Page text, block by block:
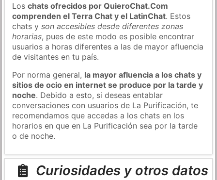
Loschats ofrecidos por QuieroChat.Com
comprenden el Terra Chat y el LatinChat. Estos
chats yson accesibles desde diferentes zonas
horarias, pues de este modo es posible encontrar
usuarios a horas diferentes a las de mayor afluencia
de visitantes en tu país.
Por norma general, la mayor afluencia a los chats y
sitios de ocio en internet se produce por la tarde y
noche. Debido a esto, si deseas entablar
conversaciones con usuarios de La Purificación, te
recomendamos que accedas a los chats en los
horarios en que en La Purificación sea por la tarde
o de noche.
Curiosidades y otros datos